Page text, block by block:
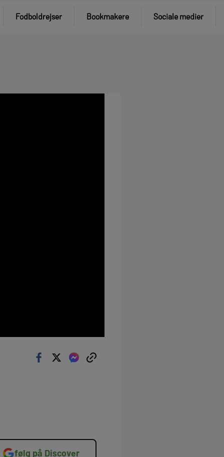
Fodboldrejser Bookmakere Sociale medier
følg på Discover